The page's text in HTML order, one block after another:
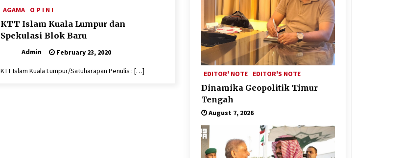
AGAMA O P I N I
KTT Islam Kuala Lumpur dan
Spekulasi Blok Baru
Admin February 23, 2020
KTT Islam Kuala Lumpur/Satuharapan Penulis : […] EDITOR' NOTE EDITOR'S NOTE
Dinamika Geopolitik Timur
Tengah
August 7, 2026